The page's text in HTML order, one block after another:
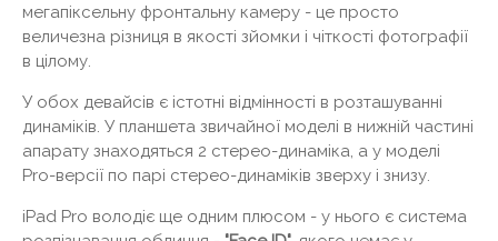
мегапіксельну фронтальну камеру - це просто
величезна різниця в якості зйомки і чіткості фотографії
в цілому.
У обох девайсів є істотні відмінності в розташуванні
динаміків. У планшета звичайної моделі в нижній частині
апарату знаходяться 2 стерео-динаміка, а у моделі
Pro-версії по парі стерео-динаміків зверху і знизу.
iPad Pro володіє ще одним плюсом - у нього є система